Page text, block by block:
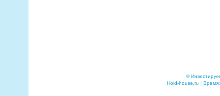
©
Hold-house.ru |